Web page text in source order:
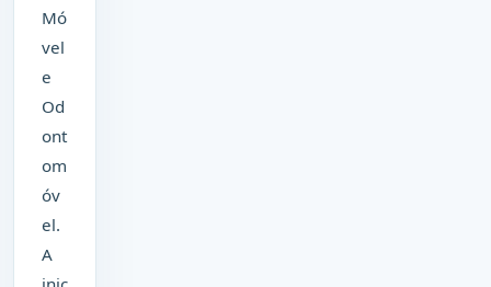
Mó
vel
e
Od
ont
om
óv
el.
A